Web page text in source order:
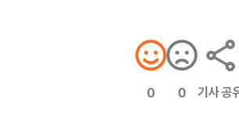
0 0 기사 공